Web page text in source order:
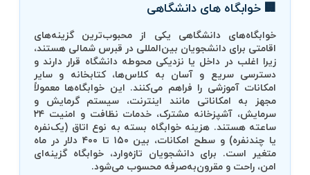
🏢 خوابگاه های دانشگاهی
خوابگاه‌های دانشگاهی یکی از محبوب‌ترین گزینه‌های
اقامتی برای دانشجویان بین‌المللی در قبرس شمالی هستند،
زیرا اغلب در داخل یا نزدیکی محوطه دانشگاه قرار دارند و
دسترسی سریع و آسان به کلاس‌ها، کتابخانه و سایر
امکانات آموزشی را فراهم می‌کنند. این خوابگاه‌ها معمولاً
مجهز به امکاناتی مانند اینترنت، سیستم گرمایش و
سرمایش، آشپزخانه مشترک، خدمات نظافت و امنیت ۲۴
ساعته هستند. هزینه خوابگاه بسته به نوع اتاق (یک‌نفره
یا چندنفره) و سطح امکانات، بین ۱۵۰ تا ۴۰۰ دلار در ماه
متغیر است. برای دانشجویان تازه‌وارد، خوابگاه گزینه‌ای
امن، راحت و مقرون‌به‌صرفه محسوب می‌شود.